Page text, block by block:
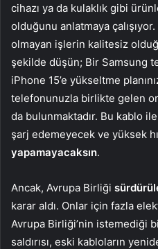
cihazı ya da kulaklık gibi
olduğunu anlatmaya
olmayan işlerin kalitesiz
şekilde düşün; Bir Samsung
iPhone 15’e yükseltme
telefonunuzla birlikte gelen
da bulunmaktadır. Bu kablo
şarj edemeyecek ve yüksek
yapamayacaksın.
Ancak, Avrupa Birliği
karar aldı. Onlar için fazla
Avrupa Birliği’nin istemediği
saldırısı, eski kabloların